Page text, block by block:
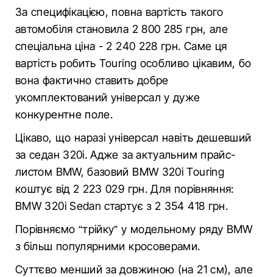
За специфікацією, повна вартість такого
автомобіля становила 2 800 285 грн, але
спеціальна ціна - 2 240 228 грн. Саме ця
вартість робить Touring особливо цікавим, бо
вона фактично ставить добре
укомплектований універсал у дуже
конкурентне поле.
Цікаво, що наразі універсал навіть дешевший
за седан 320i. Адже за актуальним прайс-
листом BMW, базовий BMW 320i Touring
коштує від 2 223 029 грн. Для порівняння:
BMW 320i Sedan стартує з 2 354 418 грн.
Порівняємо “трійку” у модельному ряду BMW
з більш популярними кросоверами.
Суттєво менший за довжиною (на 21 см), але